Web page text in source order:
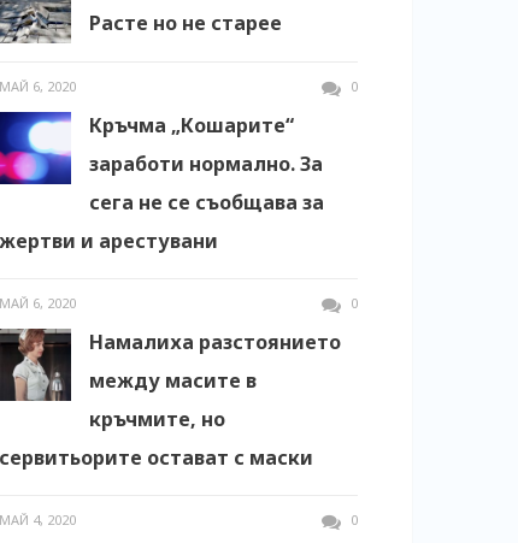
Расте но не старее
МАЙ 6, 2020 0
Кръчма „Кошарите“
заработи нормално. За
сега не се съобщава за
жертви и арестувани
МАЙ 6, 2020 0
Намалиха разстоянието
между масите в
кръчмите, но
сервитьорите остават с маски
МАЙ 4, 2020 0